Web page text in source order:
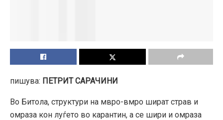
пишува: ПЕТРИТ САРАЧИНИ
Во Битола, структури на мвро-вмро шират страв и
омраза кон луѓето во карантин, а се шири и омраза